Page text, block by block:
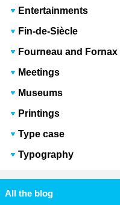
Entertainments
Fin-de-Siècle
Fourneau and Fornax
Meetings
Museums
Printings
Type case
Typography
All the blog